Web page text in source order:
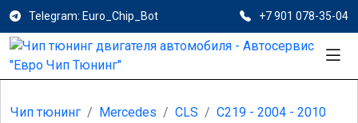
Telegram: Euro_Chip_Bot +7 901 078-35-04
Чип тюнинг Mercedes CLS
C219 - 2004 - 2010